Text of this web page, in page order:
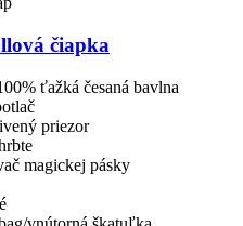
čiapka
ťažká česaná bavlna
priezor
magickej pásky